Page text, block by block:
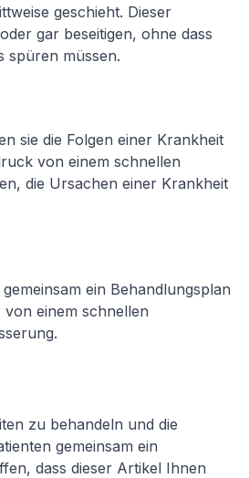
geschieht. Dieser
gar beseitigen, ohne dass
spüren müssen.
sie die Folgen einer Krankheit
von einem schnellen
die Ursachen einer Krankheit
ein Behandlungsplan
einem schnellen
zu behandeln und die
gemeinsam ein
dass dieser Artikel Ihnen